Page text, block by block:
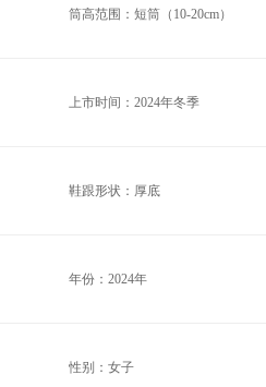
筒高范围：短筒（10-20cm）
上市时间：2024年冬季
鞋跟形状：厚底
年份：2024年
性别：女子